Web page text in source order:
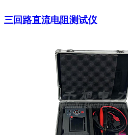
三回路直流电阻测试仪